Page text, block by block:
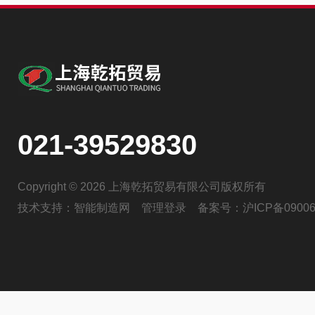
021-39529830
Copyright © 2026 上海乾拓贸易有限公司版权所有
技术支持： 智能制造网 管理登录 备案号： 沪ICP备